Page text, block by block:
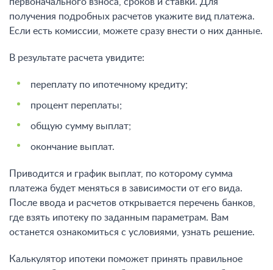
получения подробных расчетов укажите вид платежа.
Если есть комиссии, можете сразу внести о них данные.
В результате расчета увидите:
переплату по ипотечному кредиту;
процент переплаты;
общую сумму выплат;
окончание выплат.
Приводится и график выплат, по которому сумма
платежа будет меняться в зависимости от его вида.
После ввода и расчетов открывается перечень банков,
где взять ипотеку по заданным параметрам. Вам
останется ознакомиться с условиями, узнать решение.
Калькулятор ипотеки поможет принять правильное